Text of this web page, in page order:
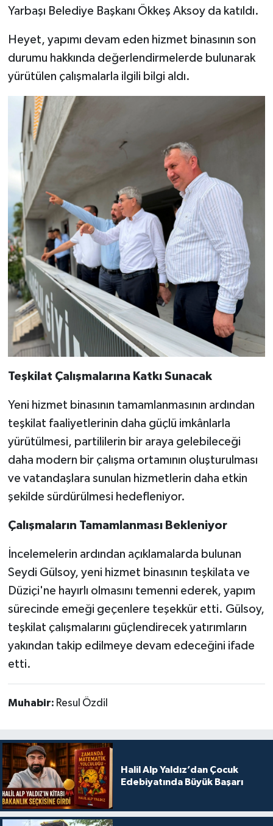
Yarbaşı Belediye Başkanı Ökkeş Aksoy da katıldı.
Heyet, yapımı devam eden hizmet binasının son
durumu hakkında değerlendirmelerde bulunarak
yürütülen çalışmalarla ilgili bilgi aldı.
Teşkilat Çalışmalarına Katkı Sunacak
Yeni hizmet binasının tamamlanmasının ardından
teşkilat faaliyetlerinin daha güçlü imkânlarla
yürütülmesi, partililerin bir araya gelebileceği
daha modern bir çalışma ortamının oluşturulması
ve vatandaşlara sunulan hizmetlerin daha etkin
şekilde sürdürülmesi hedefleniyor.
Çalışmaların Tamamlanması Bekleniyor
İncelemelerin ardından açıklamalarda bulunan
Seydi Gülsoy, yeni hizmet binasının teşkilata ve
Düziçi'ne hayırlı olmasını temenni ederek, yapım
sürecinde emeği geçenlere teşekkür etti. Gülsoy,
teşkilat çalışmalarını güçlendirecek yatırımların
yakından takip edilmeye devam edeceğini ifade
etti.
Muhabir: Resul Özdil
Halil Alp Yaldız’dan Çocuk
Edebiyatında Büyük Başarı